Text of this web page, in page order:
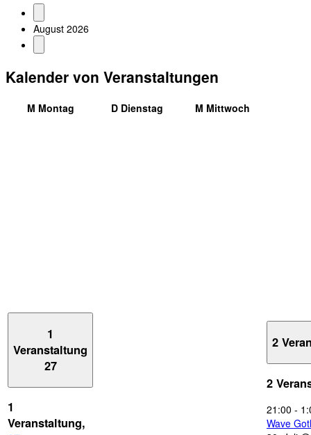
August 2026
Kalender von Veranstaltungen
M Montag D Dienstag M Mittwoch
1
Veranstaltung
27
1
Veranstaltung,
2
2
21:00 -
Wave